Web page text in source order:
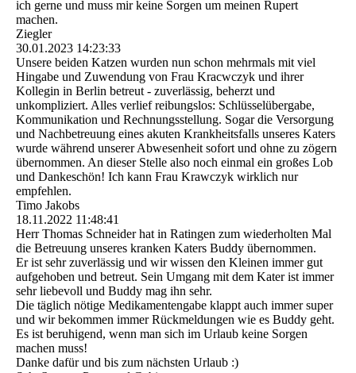
ich gerne und muss mir keine Sorgen um meinen Rupert
machen.
Ziegler
30.01.2023 14:23:33
Unsere beiden Katzen wurden nun schon mehrmals mit viel
Hingabe und Zuwendung von Frau Kracwczyk und ihrer
Kollegin in Berlin betreut - zuverlässig, beherzt und
unkompliziert. Alles verlief reibungslos: Schlüsselübergabe,
Kommunikation und Rechnungsstellung. Sogar die Versorgung
und Nachbetreuung eines akuten Krankheitsfalls unseres Katers
wurde während unserer Abwesenheit sofort und ohne zu zögern
übernommen. An dieser Stelle also noch einmal ein großes Lob
und Dankeschön! Ich kann Frau Krawczyk wirklich nur
empfehlen.
Timo Jakobs
18.11.2022 11:48:41
Herr Thomas Schneider hat in Ratingen zum wiederholten Mal
die Betreuung unseres kranken Katers Buddy übernommen.
Er ist sehr zuverlässig und wir wissen den Kleinen immer gut
aufgehoben und betreut. Sein Umgang mit dem Kater ist immer
sehr liebevoll und Buddy mag ihn sehr.
Die täglich nötige Medikamentengabe klappt auch immer super
und wir bekommen immer Rückmeldungen wie es Buddy geht.
Es ist beruhigend, wenn man sich im Urlaub keine Sorgen
machen muss!
Danke dafür und bis zum nächsten Urlaub :)